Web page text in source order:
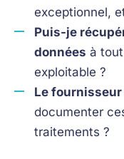
exceptionnel,
Puis-je
données à
exploitable ?
Le
documenter
traitements ?